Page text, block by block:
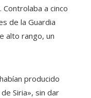
a cinco
de la Guardia
alto rango, un
producido
Siria», sin dar